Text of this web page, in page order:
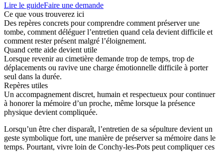
Lire le guideFaire une demande
Ce que vous trouverez ici
Des repères concrets pour comprendre comment préserver une
tombe, comment déléguer l’entretien quand cela devient difficile et
comment rester présent malgré l’éloignement.
Quand cette aide devient utile
Lorsque revenir au cimetière demande trop de temps, trop de
déplacements ou ravive une charge émotionnelle difficile à porter
seul dans la durée.
Repères utiles
Un accompagnement discret, humain et respectueux pour continuer
à honorer la mémoire d’un proche, même lorsque la présence
physique devient compliquée.
Lorsqu’un être cher disparaît, l’entretien de sa sépulture devient un
geste symbolique fort, une manière de préserver sa mémoire dans le
temps. Pourtant, vivre loin de Conchy-les-Pots peut compliquer ces